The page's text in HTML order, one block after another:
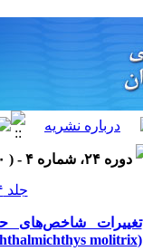
دوره ۲۴، شماره ۴ - ( ۱۰-۱۳۹۴ )
جلد ۲۴ شماره ۴ صفحات ۱۴۳-۱۲۷
تغییرات شاخص‌های
(Hypophthalmichthys molitrix) تحت فرآیند خشک کردن حرارتی و نگهداری تحت خلاء در 4 درجه سانتیگراد